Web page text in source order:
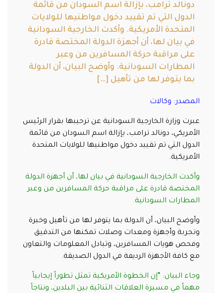
دونالد ترامب، بإزالة اسم السودان من قائمة
الدول التي تم تقييد دخول مواطنيها للولايات
المتحدة الأمريكية. وأكدت الخارجية السودانية
في بيان لها، أن أجهزة الدولة المختصة قادرة
على مراقبة حركة المسافرين من وعبر
المطارات السودانية. وأوضح البيان، أن الدولة
بما يتوفر لها من تأهيل […]
المصدر: وكالات
عبرت وزارة الخارجية السودانية عن ترحيبها بقرار الرئيس
الأمريكي، دونالد ترامب، بإزالة اسم السودان من قائمة
الدول التي تم تقييد دخول مواطنيها للولايات المتحدة
الأمريكية.
وأكدت الخارجية السودانية في بيان لها، أن أجهزة الدولة
المختصة قادرة على مراقبة حركة المسافرين من وعبر
المطارات السودانية.
وأوضح البيان، أن الدولة بما يتوفر لها من تأهيل وخبرة
وتجربة وأجهزة ومعدات وصلات تمكنها من التدقيق
وفحص هويات المسافرين، وتبادل المعلومات والتعاون
مع كافة الأجهزة الرديفة في الدول الصديقة.
وجاء البيان: “إن الخطوة الأمريكية تمثل تطوراً إيجابياً
مهماً في مسيرة العلاقات الثنائية بين البلدين، ونتاجاً